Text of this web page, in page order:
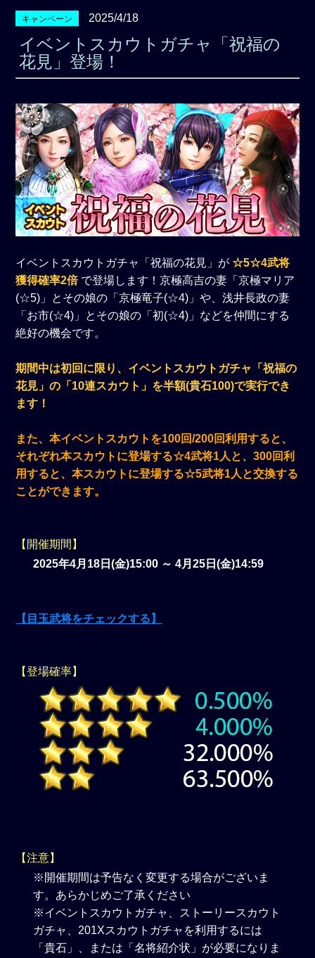
キャンペーン 2025/4/18
イベントスカウトガチャ「祝福の
花見」登場！
イベントスカウトガチャ「祝福の花見」が☆5☆4武将
獲得確率2倍 で登場します！京極高吉の妻「京極マリア
(☆5)」とその娘の「京極竜子(☆4)」や、浅井長政の妻
「お市(☆4)」とその娘の「初(☆4)」などを仲間にする
絶好の機会です。
期間中は初回に限り、イベントスカウトガチャ「祝福の
花見」の「10連スカウト」を半額(貴石100)で実行でき
ます！
また、本イベントスカウトを100回/200回利用すると、
それぞれ本スカウトに登場する☆4武将1人と、300回利
用すると、本スカウトに登場する☆5武将1人と交換する
ことができます。
【開催期間】
2025年4月18日(金)15:00 ～ 4月25日(金)14:59
【目玉武将をチェックする】
【登場確率】
【注意】
※開催期間は予告なく変更する場合がございま
す。あらかじめご了承ください
※イベントスカウトガチャ、ストーリースカウト
ガチャ、201Xスカウトガチャを利用するには
「貴石」、または「名将紹介状」が必要になりま